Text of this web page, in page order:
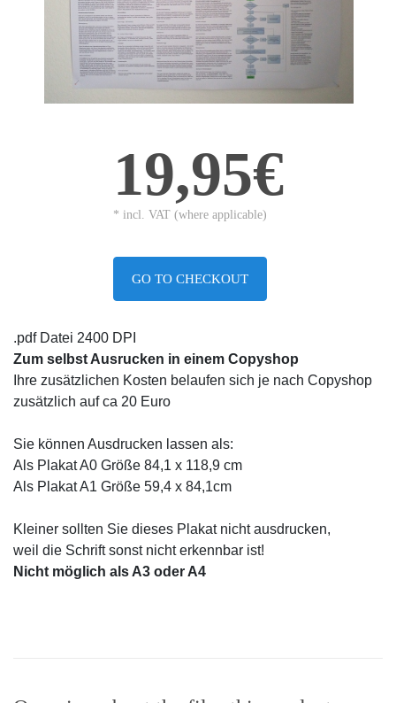
19,95€
* incl. VAT (where applicable)
GO TO CHECKOUT
.pdf Datei 2400 DPI
Zum selbst Ausrucken in einem Copyshop
Ihre zusätzlichen Kosten belaufen sich je nach Copyshop
zusätzlich auf ca 20 Euro
Sie können Ausdrucken lassen als:
Als Plakat A0 Größe 84,1 x 118,9 cm
Als Plakat A1 Größe 59,4 x 84,1cm
Kleiner sollten Sie dieses Plakat nicht ausdrucken,
weil die Schrift sonst nicht erkennbar ist!
Nicht möglich als A3 oder A4